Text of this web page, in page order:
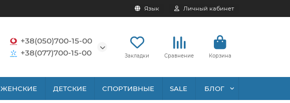
Язык Личный кабинет
+38(050)700-15-00
+38(077)700-15-00
Закладки Сравнение Корзина
ЖЕНСКИЕ ДЕТСКИЕ СПОРТИВНЫЕ SALE БЛОГ